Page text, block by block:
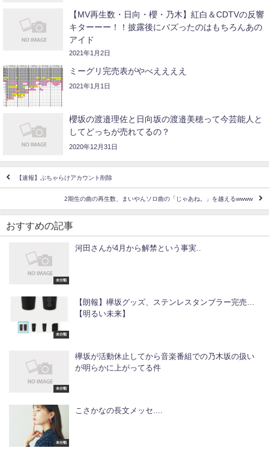
【MV再生数・日向・櫻・乃木】紅白＆CDTVの反響
キターーー！！披露後にバズったのはもちろんあの
アイド
2021年1月2日
ミーグリ完売表がやべええええ
2021年1月1日
櫻坂の渡邉理佐と日向坂の渡邉美穂って今芸能人と
してどっちが売れてるの？
2020年12月31日
【速報】ぶちゃらけアカウント削除
2期生の曲の再生数、まいやんソロ曲の「じゃあね。」を越えるwwww
おすすめの記事
未分類
河田さんが4月から解禁という事実..
未分類
【朗報】欅坂グッズ、ステンレスタンブラー完売…
【明るい未来】
未分類
欅坂が活動休止してから音楽番組での乃木坂の扱い
が明らかに上がってる件
未分類
こさかなの長文メッセ....